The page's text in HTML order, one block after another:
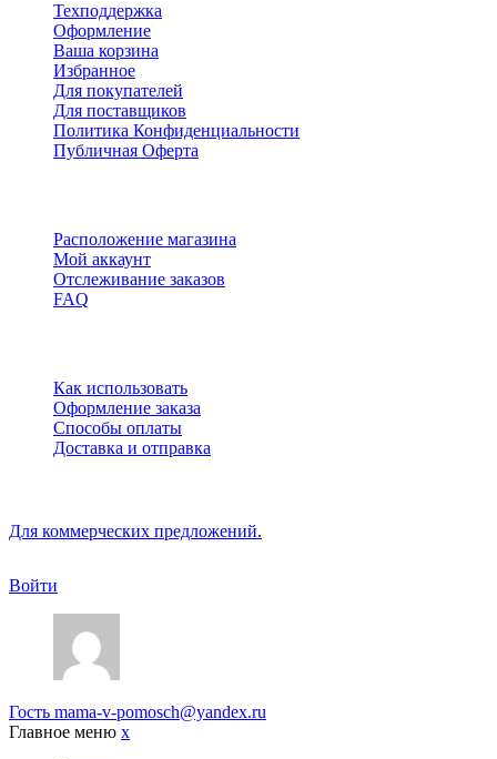
Техподдержка
Оформление
Ваша корзина
Избранное
Для покупателей
Для поставщиков
Политика Конфиденциальности
Публичная Оферта
Расположение магазина
Мой аккаунт
Отслеживание заказов
FAQ
Как использовать
Оформление заказа
Способы оплаты
Доставка и отправка
Для коммерческих предложений.
Войти
Гость mama-v-pomosch@yandex.ru
Главное меню x